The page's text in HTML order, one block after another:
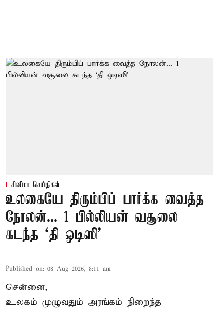
சினிமா செய்திகள்
உலகையே திரும்பிப் பார்க்க வைத்த
நோலன்... 1 பில்லியன் வசூலை
கடந்த ‘தி ஒடிஸி’
Published on: 08 Aug 2026, 8:11 am
சென்னை,
உலகம் முழுவதும் அரங்கம் நிறைந்த